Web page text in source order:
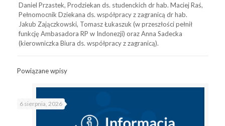
Daniel Przastek, Prodziekan ds. studenckich dr hab. Maciej Raś,
Pełnomocnik Dziekana ds. współpracy z zagranicą dr hab.
Jakub Zajączkowski, Tomasz Łukaszuk (w przeszłości pełnił
funkcję Ambasadora RP w Indonezji) oraz Anna Sadecka
(kierowniczka Biura ds. współpracy z zagranicą).
Powiązane wpisy
6 sierpnia, 2026